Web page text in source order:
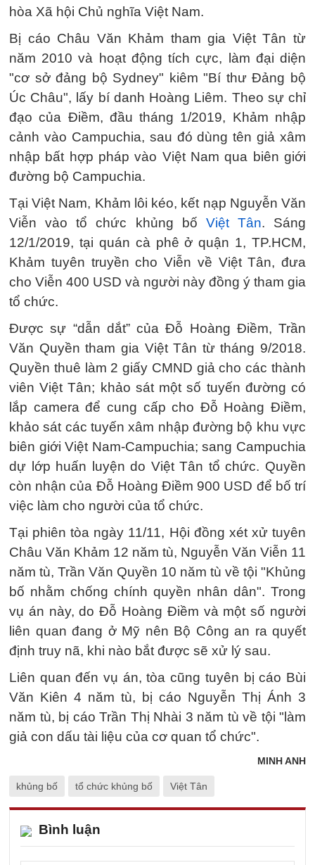
hòa Xã hội Chủ nghĩa Việt Nam.
Bị cáo Châu Văn Khảm tham gia Việt Tân từ
năm 2010 và hoạt động tích cực, làm đại diện
"cơ sở đảng bộ Sydney" kiêm "Bí thư Đảng bộ
Úc Châu", lấy bí danh Hoàng Liêm. Theo sự chỉ
đạo của Điềm, đầu tháng 1/2019, Khảm nhập
cảnh vào Campuchia, sau đó dùng tên giả xâm
nhập bất hợp pháp vào Việt Nam qua biên giới
đường bộ Campuchia.
Tại Việt Nam, Khảm lôi kéo, kết nạp Nguyễn Văn
Viễn vào tổ chức khủng bố Việt Tân. Sáng
12/1/2019, tại quán cà phê ở quận 1, TP.HCM,
Khảm tuyên truyền cho Viễn về Việt Tân, đưa
cho Viễn 400 USD và người này đồng ý tham gia
tổ chức.
Được sự “dẫn dắt” của Đỗ Hoàng Điềm, Trần
Văn Quyền tham gia Việt Tân từ tháng 9/2018.
Quyền thuê làm 2 giấy CMND giả cho các thành
viên Việt Tân; khảo sát một số tuyến đường có
lắp camera để cung cấp cho Đỗ Hoàng Điềm,
khảo sát các tuyến xâm nhập đường bộ khu vực
biên giới Việt Nam-Campuchia; sang Campuchia
dự lớp huấn luyện do Việt Tân tổ chức. Quyền
còn nhận của Đỗ Hoàng Điềm 900 USD để bố trí
việc làm cho người của tổ chức.
Tại phiên tòa ngày 11/11, Hội đồng xét xử tuyên
Châu Văn Khảm 12 năm tù, Nguyễn Văn Viễn 11
năm tù, Trần Văn Quyền 10 năm tù về tội "Khủng
bố nhằm chống chính quyền nhân dân". Trong
vụ án này, do Đỗ Hoàng Điềm và một số người
liên quan đang ở Mỹ nên Bộ Công an ra quyết
định truy nã, khi nào bắt được sẽ xử lý sau.
Liên quan đến vụ án, tòa cũng tuyên bị cáo Bùi
Văn Kiên 4 năm tù, bị cáo Nguyễn Thị Ánh 3
năm tù, bị cáo Trần Thị Nhài 3 năm tù về tội "làm
giả con dấu tài liệu của cơ quan tổ chức".
MINH ANH
khủng bố tổ chức khủng bố Việt Tân
Bình luận